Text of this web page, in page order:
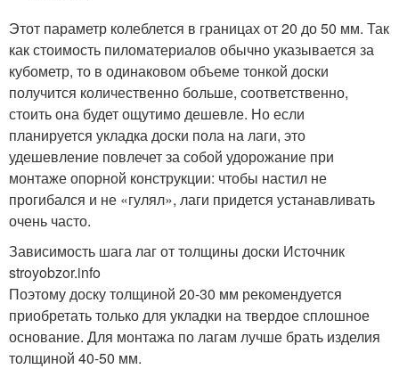
Этот параметр колеблется в границах от 20 до 50 мм. Так
как стоимость пиломатериалов обычно указывается за
кубометр, то в одинаковом объеме тонкой доски
получится количественно больше, соответственно,
стоить она будет ощутимо дешевле. Но если
планируется укладка доски пола на лаги, это
удешевление повлечет за собой удорожание при
монтаже опорной конструкции: чтобы настил не
прогибался и не «гулял», лаги придется устанавливать
очень часто.
Зависимость шага лаг от толщины доски Источник
stroyobzor.info
Поэтому доску толщиной 20-30 мм рекомендуется
приобретать только для укладки на твердое сплошное
основание. Для монтажа по лагам лучше брать изделия
толщиной 40-50 мм.